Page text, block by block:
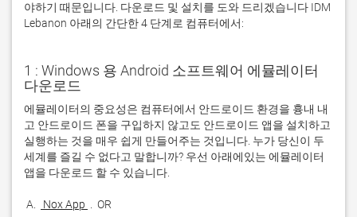
야하기 때문입니다. 다운로드 및 설치를 도와 드리겠습니다 IDM
Lebanon 아래의 간단한 4 단계로 컴퓨터에서:
1 : Windows 용 Android 소프트웨어 에뮬레이터
다운로드
에뮬레이터의 중요성은 컴퓨터에서 안드로이드 환경을 흉내 내
고 안드로이드 폰을 구입하지 않고도 안드로이드 앱을 설치하고
실행하는 것을 매우 쉽게 만들어주는 것입니다. 누가 당신이 두
세계를 즐길 수 없다고 말합니까? 우선 아래에있는 에뮬레이터
A. Nox App